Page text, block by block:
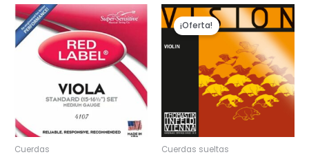
Cuerdas
¡Oferta!
Cuerdas sueltas
El
precio
original
El
precio
actual
$9.20.